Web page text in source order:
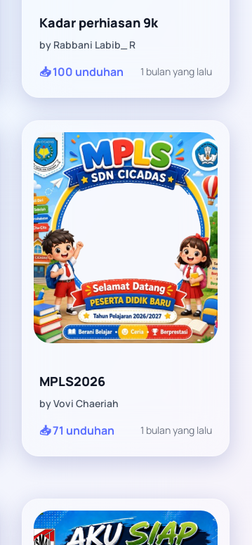
Kadar perhiasan 9k
by Rabbani Labib_ R
📥 100 unduhan 1 bulan yang lalu
MPLS2026
by Vovi Chaeriah
📥 71 unduhan 1 bulan yang lalu